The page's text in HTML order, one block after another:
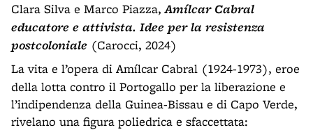
Clara Silva e Marco Piazza, Amílcar Cabral
educatore e attivista. Idee per la resistenza
postcoloniale (Carocci, 2024)
La vita e l’opera di Amílcar Cabral (1924-1973), eroe
della lotta contro il Portogallo per la liberazione e
l’indipendenza della Guinea-Bissau e di Capo Verde,
rivelano una figura poliedrica e sfaccettata: